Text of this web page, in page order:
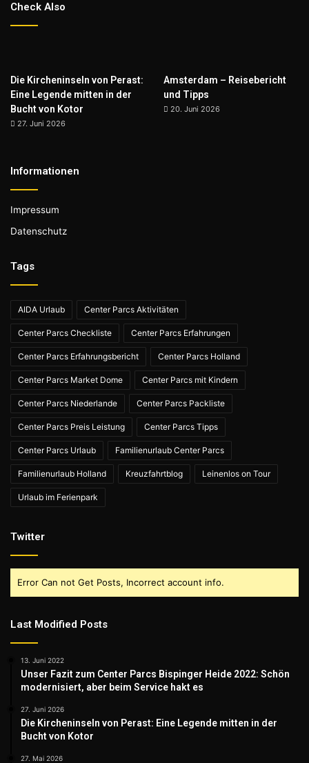
Check Also
Die Kircheninseln von Perast:
Eine Legende mitten in der
Bucht von Kotor
27. Juni 2026
Amsterdam – Reisebericht
und Tipps
20. Juni 2026
Informationen
Impressum
Datenschutz
Tags
AIDA Urlaub Center Parcs Aktivitäten
Center Parcs Checkliste Center Parcs Erfahrungen
Center Parcs Erfahrungsbericht Center Parcs Holland
Center Parcs Market Dome Center Parcs mit Kindern
Center Parcs Niederlande Center Parcs Packliste
Center Parcs Preis Leistung Center Parcs Tipps
Center Parcs Urlaub Familienurlaub Center Parcs
Familienurlaub Holland Kreuzfahrtblog Leinenlos on Tour
Urlaub im Ferienpark
Twitter
Error Can not Get Posts, Incorrect account info.
Last Modified Posts
13. Juni 2022
Unser Fazit zum Center Parcs Bispinger Heide 2022: Schön
modernisiert, aber beim Service hakt es
27. Juni 2026
Die Kircheninseln von Perast: Eine Legende mitten in der
Bucht von Kotor
27. Mai 2026